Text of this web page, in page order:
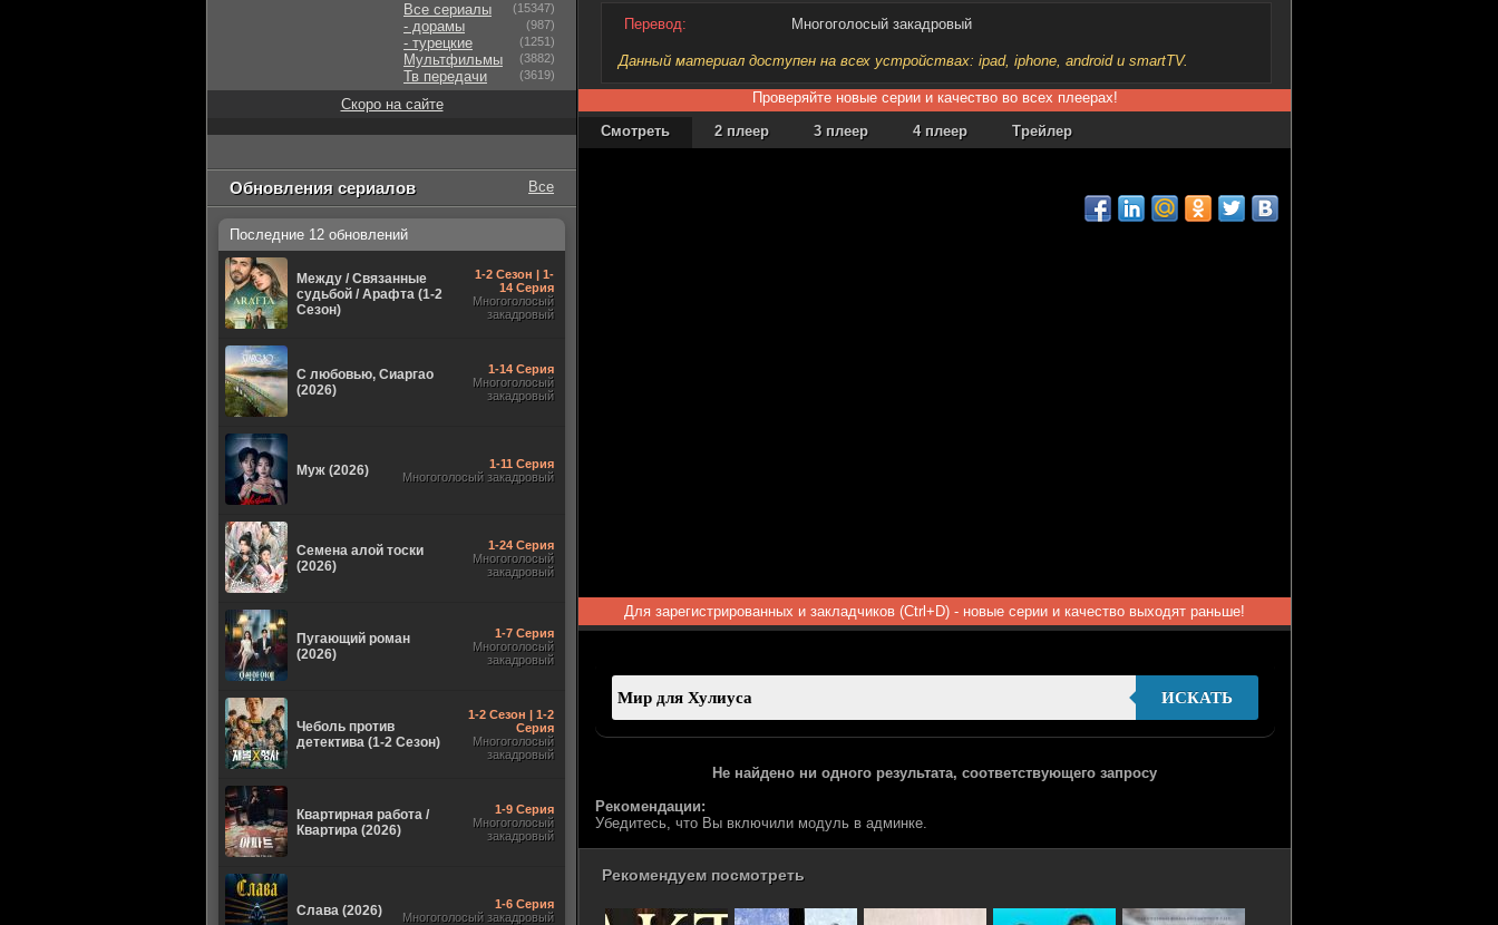
Перевод: Многоголосый закадровый
Данный материал доступен на всех устройствах: ipad, iphone, android и smartTV.
Проверяйте новые серии и качество во всех плеерах!
Смотреть
2 плеер 3 плеер 4 плеер Трейлер
Для зарегистрированных и закладчиков (Ctrl+D) - новые серии и качество выходят раньше!
ИСКАТЬ
Не найдено ни одного результата, соответствующего запросу
Рекомендации:
Убедитесь, что Вы включили модуль в админке.
Рекомендуем посмотреть
Все сериалы (15347)
- дорамы (987)
- турецкие (1251)
Мультфильмы (3882)
Тв передачи (3619)
Скоро на сайте
Обновления сериалов Все
Последние 12 обновлений
Между / Связанные
судьбой / Арафта (1-2
Сезон)
1-2 Сезон | 1-
14 Серия
Многоголосый
закадровый
С любовью, Сиаргао
(2026)
1-14 Серия
Многоголосый
закадровый
Муж (2026)
1-11 Серия
Многоголосый закадровый
Семена алой тоски
(2026)
1-24 Серия
Многоголосый
закадровый
Пугающий роман
(2026)
1-7 Серия
Многоголосый
закадровый
Чеболь против
детектива (1-2 Сезон)
1-2 Сезон | 1-2
Серия
Многоголосый
закадровый
Квартирная работа /
Квартира (2026)
1-9 Серия
Многоголосый
закадровый
Слава (2026)
1-6 Серия
Многоголосый закадровый